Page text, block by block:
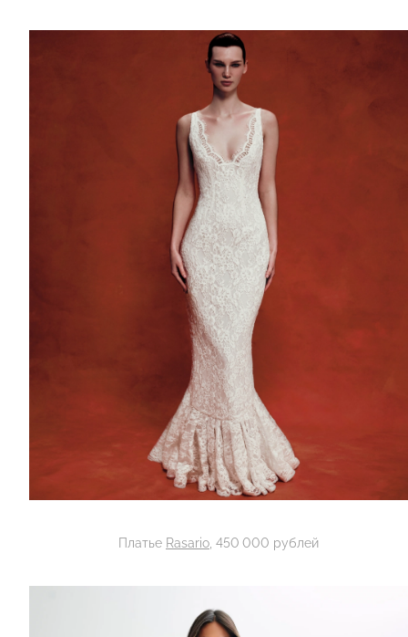
Платье Rasario , 450 000 рублей